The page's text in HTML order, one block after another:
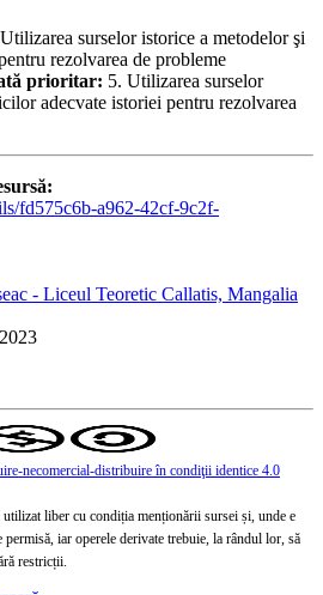
surselor istorice a metodelor şi
rezolvarea de probleme
prioritar: 5. Utilizarea surselor
adecvate istoriei pentru rezolvarea
fd575c6b-a962-42cf-9c2f-
- Liceul Teoretic Callatis, Mangalia
necomercial-distribuire în condiţii identice 4.0
liber cu condiția menționării sursei și, unde e
iar operele derivate trebuie, la rândul lor, să
restricții.